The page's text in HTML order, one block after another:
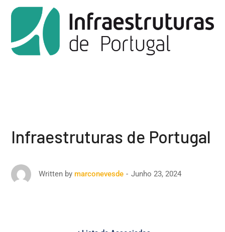
Infraestruturas de Portugal
Written by marconevesde Junho 23, 2024